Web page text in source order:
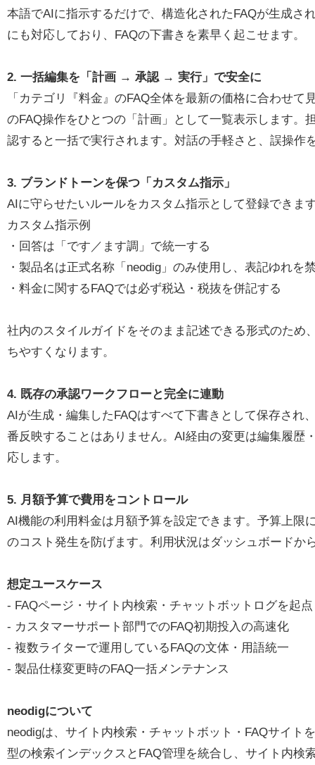
本語でAIに指示するだけで、構造化されたFAQが生成さ
にも対応しており、FAQの下書きを素早く起こせます。
2. 一括編集を「計画 → 承認 → 実行」で安全に
「カテゴリ『料金』のFAQ全体を最新の価格に合わせ
のFAQ操作をひとつの「計画」として一覧表示します。
認すると一括で実行されます。対話の手軽さと、誤操作
3. ブランドトーンを保つ「カスタム指示」
AIに守らせたいルールをカスタム指示として登録できま
カスタム指示例
・回答は「です／ます調」で統一する
・製品名は正式名称「neodig」のみ使用し、表記ゆれを
・料金に関するFAQでは必ず税込・税抜を併記する
社内のスタイルガイドをそのまま記述できる形式のため
ちやすくなります。
4. 既存の承認ワークフローと完全に連動
AIが生成・編集したFAQはすべて下書きとして保存され
番反映することはありません。AI経由の変更は編集履歴
応します。
5. 月額予算で費用をコントロール
AI機能の利用料金は月額予算を設定できます。予算上限
のコスト発生を防げます。利用状況はダッシュボードか
想定ユースケース
- FAQページ・サイト内検索・チャットボットログを起
- カスタマーサポート部門でのFAQ初期投入の高速化
- 複数ライターで運用しているFAQの文体・用語統一
- 製品仕様変更時のFAQ一括メンテナンス
neodigについて
neodigは、サイト内検索・チャットボット・FAQサイト
型の検索インデックスとFAQ管理を統合し、サイト内検